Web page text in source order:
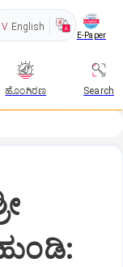
English
E-Paper
ಹೊಂಗಿರಣ Search